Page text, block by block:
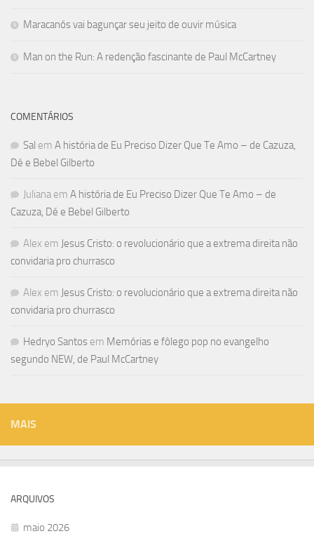
Maracanós vai bagunçar seu jeito de ouvir música
Man on the Run: A redenção fascinante de Paul McCartney
COMENTÁRIOS
Sal em A história de Eu Preciso Dizer Que Te Amo – de Cazuza,
Dé e Bebel Gilberto
Juliana em A história de Eu Preciso Dizer Que Te Amo – de
Cazuza, Dé e Bebel Gilberto
Alex em Jesus Cristo: o revolucionário que a extrema direita não
convidaria pro churrasco
Alex em Jesus Cristo: o revolucionário que a extrema direita não
convidaria pro churrasco
Hedryo Santos em Memórias e fôlego pop no evangelho
segundo NEW, de Paul McCartney
MAIS
ARQUIVOS
maio 2026